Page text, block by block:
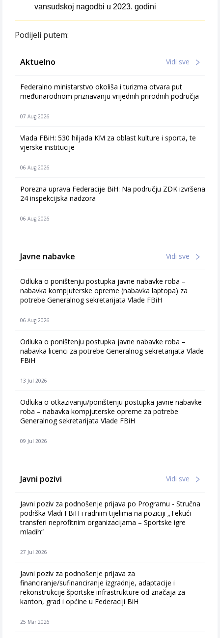
vansudskoj nagodbi u 2023. godini
Podijeli putem:
Aktuelno Vidi sve
Federalno ministarstvo okoliša i turizma otvara put
međunarodnom priznavanju vrijednih prirodnih područja
07 Aug 2026
Vlada FBiH: 530 hiljada KM za oblast kulture i sporta, te
vjerske institucije
06 Aug 2026
Porezna uprava Federacije BiH: Na području ZDK izvršena
24 inspekcijska nadzora
06 Aug 2026
Javne nabavke Vidi sve
Odluka o poništenju postupka javne nabavke roba –
nabavka kompjuterske opreme (nabavka laptopa) za
potrebe Generalnog sekretarijata Vlade FBiH
06 Aug 2026
Odluka o poništenju postupka javne nabavke roba –
nabavka licenci za potrebe Generalnog sekretarijata Vlade
FBiH
13 Jul 2026
Odluka o otkazivanju/poništenju postupka javne nabavke
roba – nabavka kompjuterske opreme za potrebe
Generalnog sekretarijata Vlade FBiH
09 Jul 2026
Javni pozivi Vidi sve
Javni poziv za podnošenje prijava po Programu - Stručna
podrška Vladi FBiH i radnim tijelima na poziciji „Tekući
transferi neprofitnim organizacijama – Sportske igre
mladih“
27 Jul 2026
Javni poziv za podnošenje prijava za
financiranje/sufinanciranje izgradnje, adaptacije i
rekonstrukcije športske infrastrukture od značaja za
kanton, grad i općine u Federaciji BiH
25 Mar 2026